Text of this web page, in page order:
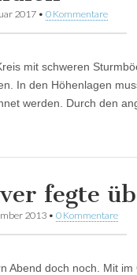
2017 • 0 Kommentare
mit schweren
In den Höhenlagen
werden. Durch den
fegte
2013 • 0 Kommentare
Abend doch noch. Mit